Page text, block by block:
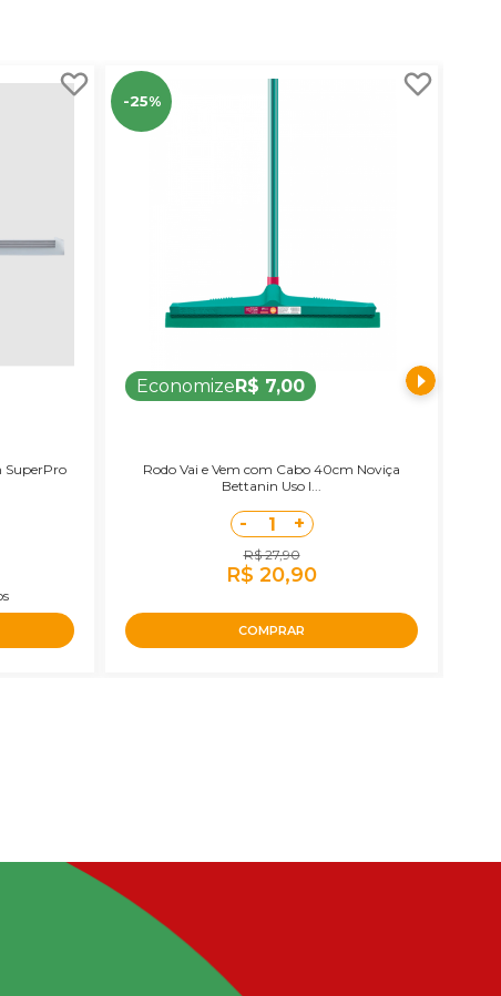
SuperPro
-25%
EconomizeR$ 7,00
Rodo Vai e Vem com Cabo 40cm Noviça
Bettanin Uso I...
- 1 +
R$ 27,90
R$ 20,90
COMPRAR